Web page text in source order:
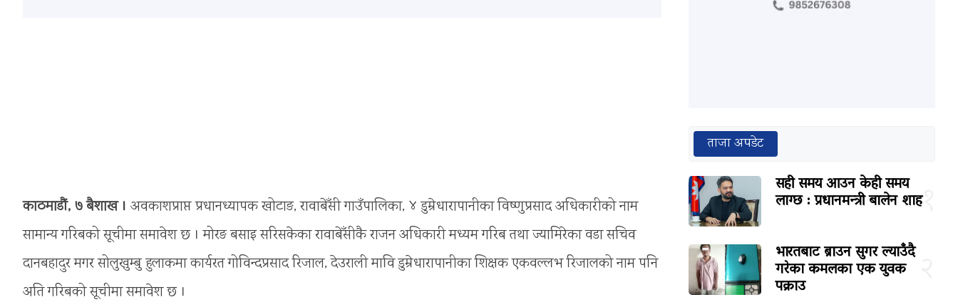
काठमाडौं, ७ बैशाख । अवकाशप्राप्त प्रधानध्यापक खोटाङ, रावाबेँसी गाउँपालिका, ४ डुम्रेधारापानीका विष्णुप्रसाद अधिकारीको नाम
सामान्य गरिबको सूचीमा समावेश छ । मोरङ बसाइ सरिसकेका रावाबेँसीकै राजन अधिकारी मध्यम गरिब तथा ज्यामिरेका वडा सचिव
दानबहादुर मगर सोलुखुम्बु हुलाकमा कार्यरत गोविन्दप्रसाद रिजाल, देउराली मावि डुम्रेधारापानीका शिक्षक एकवल्लभ रिजालको नाम पनि
अति गरिबको सूचीमा समावेश छ ।
ताजा अपडेट
१
सही समय आउन केही समय
लाग्छ : प्रधानमन्त्री बालेन शाह
भारतबाट ब्राउन सुगर ल्याउँदै
गरेका कमलका एक युवक
पक्राउ